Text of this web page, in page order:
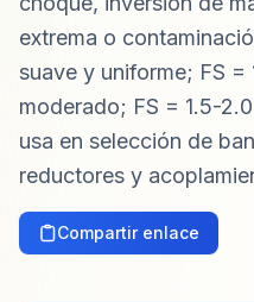
extrema o
suave y uniforme; FS =
moderado; FS = 1.5-
usa en selección de
reductores y
Compartir enlace